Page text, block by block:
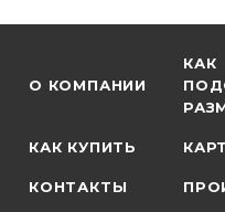
О КОМПАНИИ
КАК
КАК КУПИТЬ
КОНТАКТЫ